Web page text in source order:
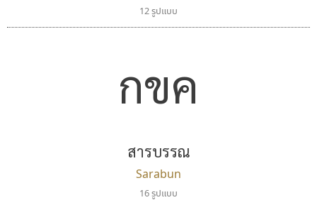
12 รูปแบบ
กขค
สารบรรณ
Sarabun
16 รูปแบบ